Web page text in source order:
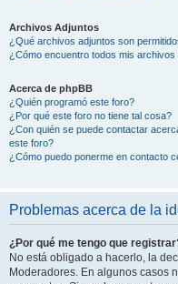
Archivos Adjuntos
¿Qué archivos adjuntos son
¿Cómo encuentro todos mis archivos
Acerca de phpBB
¿Quién programó este foro?
¿Por qué este foro no tiene tal cosa?
¿Con quién se puede contactar
este foro?
¿Cómo puedo ponerme en contacto
Problemas acerca de la
¿Por qué me tengo que
No está obligado a hacerlo, la
Moderadores. En algunos casos